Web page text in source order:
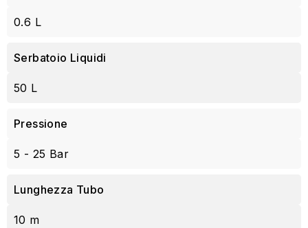
0.6 L
Serbatoio Liquidi
50 L
Pressione
5 - 25 Bar
Lunghezza Tubo
10 m